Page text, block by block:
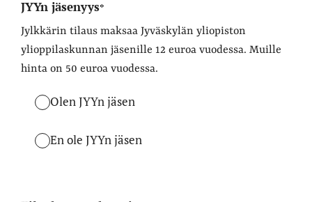
JYYn jäsenyys*
Jylkkärin tilaus maksaa Jyväskylän yliopiston
ylioppilaskunnan jäsenille 12 euroa vuodessa. Muille
hinta on 50 euroa vuodessa.
Olen JYYn jäsen
En ole JYYn jäsen